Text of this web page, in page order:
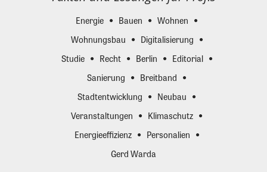
Energie Bauen
Wohnen
Wohnungsbau
Digitalisierung
Studie
Recht Berlin
Editorial
Sanierung
Breitband
Stadtentwicklung
Neubau
Veranstaltungen
Klimaschutz
Energieeffizienz
Personalien
Gerd Warda